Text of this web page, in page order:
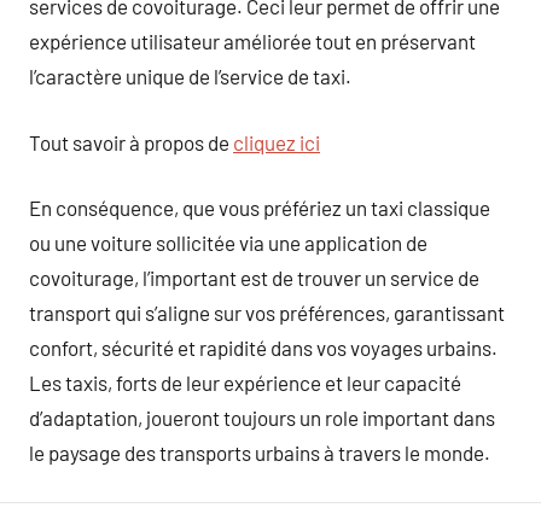
services de covoiturage. Ceci leur permet de offrir une
expérience utilisateur améliorée tout en préservant
l’caractère unique de l’service de taxi.
Tout savoir à propos de cliquez ici
En conséquence, que vous préfériez un taxi classique
ou une voiture sollicitée via une application de
covoiturage, l’important est de trouver un service de
transport qui s’aligne sur vos préférences, garantissant
confort, sécurité et rapidité dans vos voyages urbains.
Les taxis, forts de leur expérience et leur capacité
d’adaptation, joueront toujours un role important dans
le paysage des transports urbains à travers le monde.